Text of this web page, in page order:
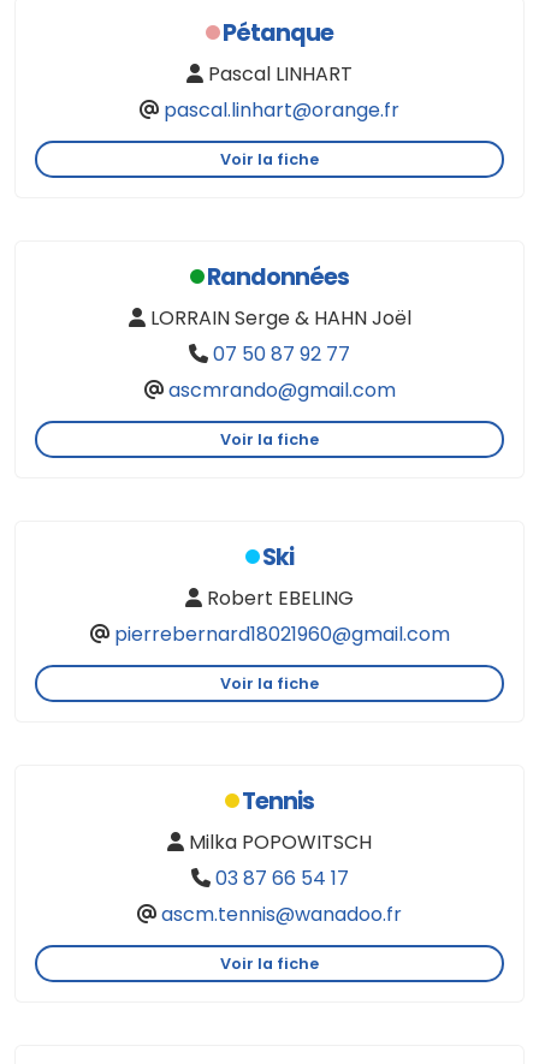
Pétanque
Pascal LINHART
pascal.linhart@orange.fr
Voir la fiche
Randonnées
LORRAIN Serge & HAHN Joël
07 50 87 92 77
ascmrando@gmail.com
Voir la fiche
Ski
Robert EBELING
pierrebernard18021960@gmail.com
Voir la fiche
Tennis
Milka POPOWITSCH
03 87 66 54 17
ascm.tennis@wanadoo.fr
Voir la fiche